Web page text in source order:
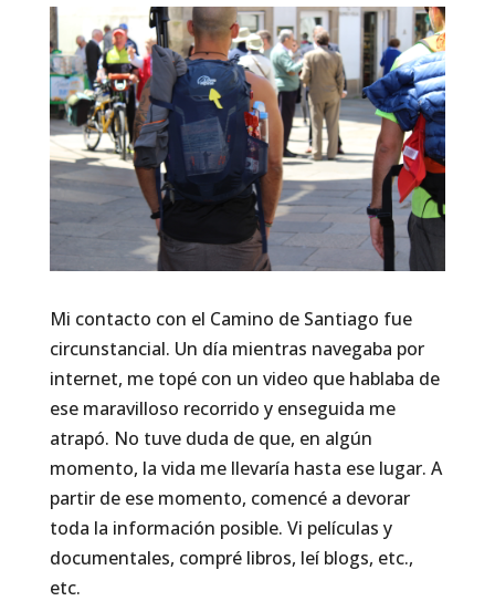
Mi contacto con el Camino de Santiago fue
circunstancial. Un día mientras navegaba por
internet, me topé con un video que hablaba de
ese maravilloso recorrido y enseguida me
atrapó. No tuve duda de que, en algún
momento, la vida me llevaría hasta ese lugar. A
partir de ese momento, comencé a devorar
toda la información posible. Vi películas y
documentales, compré libros, leí blogs, etc.,
etc.